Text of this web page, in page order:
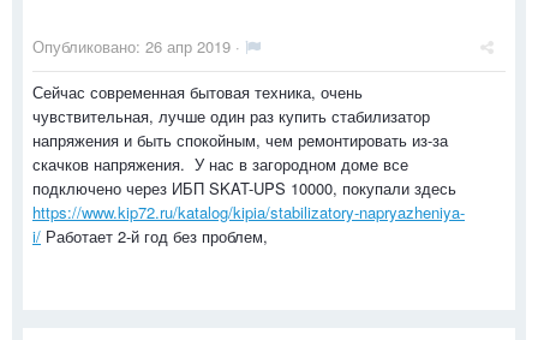
Опубликовано: 26 апр 2019 ·
Сейчас современная бытовая техника, очень
чувствительная, лучше один раз купить стабилизатор
напряжения и быть спокойным, чем ремонтировать из-за
скачков напряжения. У нас в загородном доме все
подключено через ИБП SKAT-UPS 10000, покупали здесь
https://www.kip72.ru/katalog/kipia/stabilizatory-napryazheniya-
i/ Работает 2-й год без проблем,